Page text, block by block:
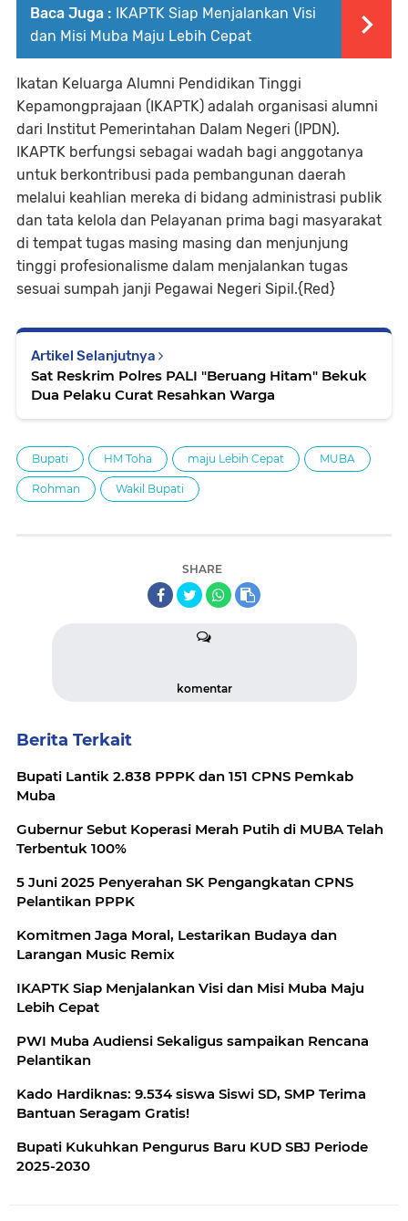
Baca Juga : IKAPTK Siap Menjalankan Visi
dan Misi Muba Maju Lebih Cepat
Ikatan Keluarga Alumni Pendidikan Tinggi
Kepamongprajaan (IKAPTK) adalah organisasi alumni
dari Institut Pemerintahan Dalam Negeri (IPDN).
IKAPTK berfungsi sebagai wadah bagi anggotanya
untuk berkontribusi pada pembangunan daerah
melalui keahlian mereka di bidang administrasi publik
dan tata kelola dan Pelayanan prima bagi masyarakat
di tempat tugas masing masing dan menjunjung
tinggi profesionalisme dalam menjalankan tugas
sesuai sumpah janji Pegawai Negeri Sipil.{Red}
Artikel Selanjutnya
Sat Reskrim Polres PALI "Beruang Hitam" Bekuk
Dua Pelaku Curat Resahkan Warga
Bupati HM Toha maju Lebih Cepat MUBA
Rohman Wakil Bupati
SHARE
komentar
Berita Terkait
Bupati Lantik 2.838 PPPK dan 151 CPNS Pemkab
Muba
Gubernur Sebut Koperasi Merah Putih di MUBA Telah
Terbentuk 100%
5 Juni 2025 Penyerahan SK Pengangkatan CPNS
Pelantikan PPPK
Komitmen Jaga Moral, Lestarikan Budaya dan
Larangan Music Remix
IKAPTK Siap Menjalankan Visi dan Misi Muba Maju
Lebih Cepat
PWI Muba Audiensi Sekaligus sampaikan Rencana
Pelantikan
Kado Hardiknas: 9.534 siswa Siswi SD, SMP Terima
Bantuan Seragam Gratis!
Bupati Kukuhkan Pengurus Baru KUD SBJ Periode
2025-2030